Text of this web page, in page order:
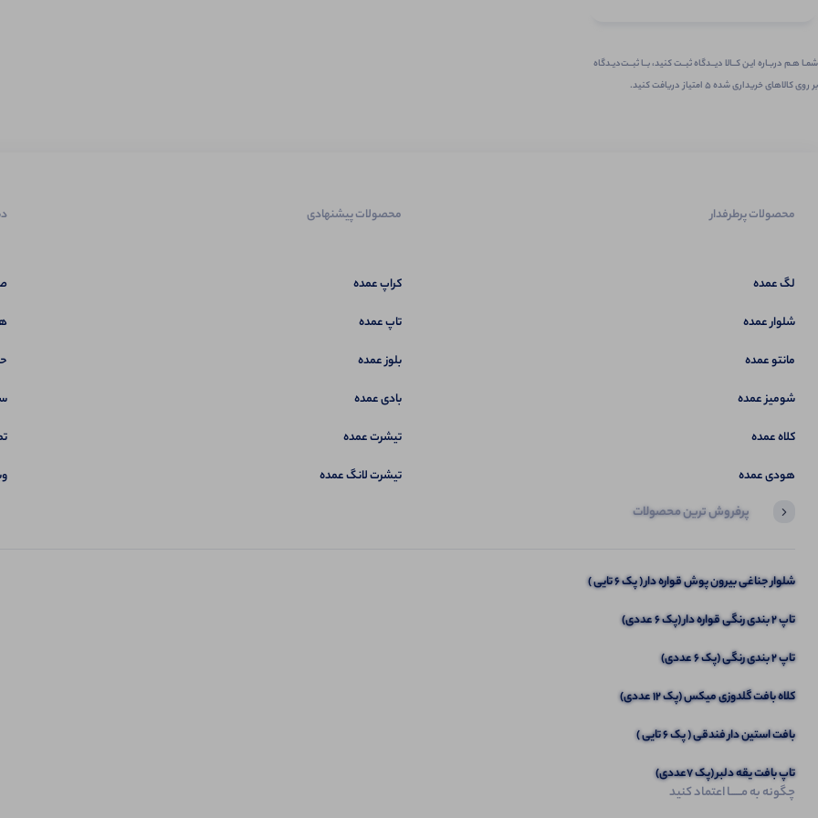
شمـا هـم دربـاره ایـن کــالا دیــدگاه ثبــت کنید، بــا ثبــت‌دیـدگاه
بر روی کالاهای خریداری شده ۵ امتیاز دریافت کنید.
محصولات پرطرفدار
لگ عمده
شلوار عمده
مانتو عمده
شومیز عمده
کلاه عمده
هودی عمده
محصولات پیشنهادی
کراپ عمده
تاپ عمده
بلوز عمده
بادی عمده
تیشرت عمده
تیشرت لانگ عمده
پرفروش ترین محصولات
آخرین محصولاتی که بازدید کردید
شلوار جناغی بیرون پوش قواره دار ( پک 6 تایی )
تاپ ۲ بندی رنگی قواره دار (پک 6 عددی)
تاپ 2 بندی رنگی (پک 6 عددی)
کلاه بافت گلدوزی میکس (پک 12 عددی)
بافت استین دار فندقی ( پک 6 تایی )
تاپ بافت یقه دلبر (پک 7عددی)
سارافون سرشانه زنجیری (پک 6 عددی)
چگونه به مــــــا اعتماد کنید